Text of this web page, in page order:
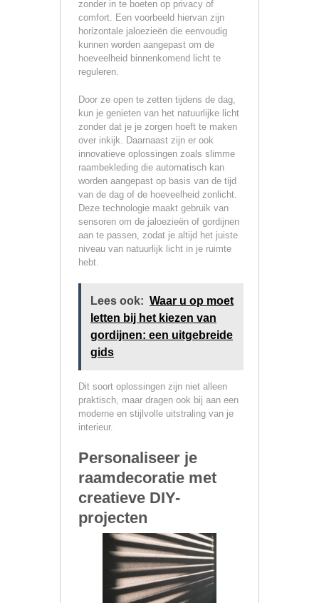
zonder in te boeten op privacy of
comfort. Een voorbeeld hiervan zijn
horizontale jaloezieën die eenvoudig
kunnen worden aangepast om de
hoeveelheid binnenkomend licht te
reguleren.
Door ze open te zetten tijdens de dag,
kun je genieten van het natuurlijke licht
zonder dat je je zorgen hoeft te maken
over inkijk. Daarnaast zijn er ook
innovatieve oplossingen zoals slimme
raambekleding die automatisch kan
worden aangepast op basis van de tijd
van de dag of de hoeveelheid zonlicht.
Deze technologie maakt gebruik van
sensoren om de jaloezieën of gordijnen
aan te passen, zodat je altijd het juiste
niveau van natuurlijk licht in je ruimte
hebt.
Lees ook: Waar u op moet
letten bij het kiezen van
gordijnen: een uitgebreide
gids
Dit soort oplossingen zijn niet alleen
praktisch, maar dragen ook bij aan een
moderne en stijlvolle uitstraling van je
interieur.
Personaliseer je
raamdecoratie met
creatieve DIY-
projecten